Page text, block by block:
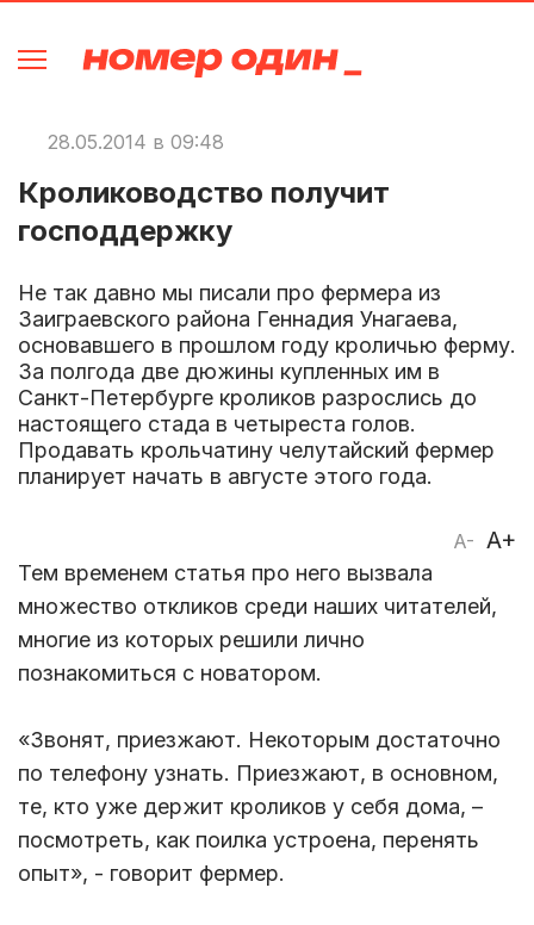
28.05.2014 в 09:48
Кролиководство получит
господдержку
Не так давно мы писали про фермера из
Заиграевского района Геннадия Унагаева,
основавшего в прошлом году кроличью ферму.
За полгода две дюжины купленных им в
Санкт-Петербурге кроликов разрослись до
настоящего стада в четыреста голов.
Продавать крольчатину челутайский фермер
планирует начать в августе этого года.
A- A+
Тем временем статья про него вызвала
множество откликов среди наших читателей,
многие из которых решили лично
познакомиться с новатором.
«Звонят, приезжают. Некоторым достаточно
по телефону узнать. Приезжают, в основном,
те, кто уже держит кроликов у себя дома, –
посмотреть, как поилка устроена, перенять
опыт», - говорит фермер.